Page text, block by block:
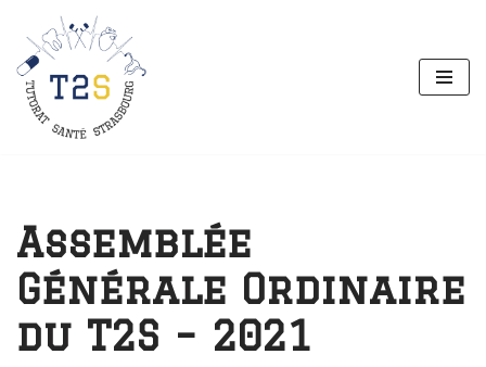
Aller
au
contenu
Assemblée
Générale Ordinaire
du T2S – 2021